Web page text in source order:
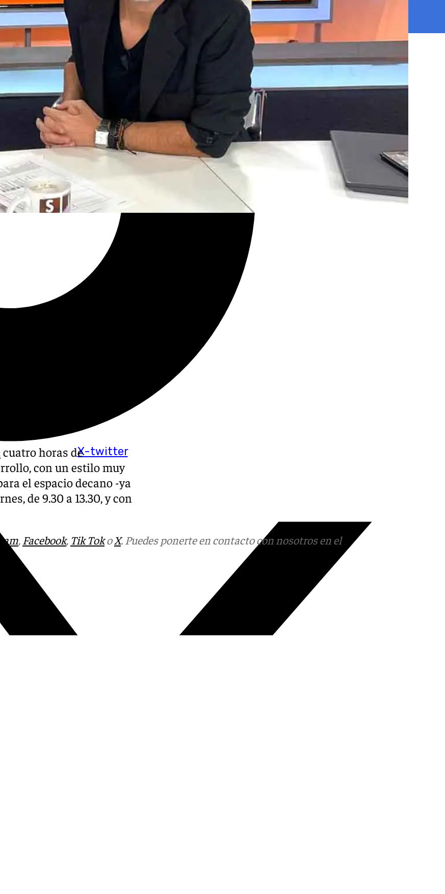
X-twitter
cuatro horas de
con un estilo muy
el espacio decano -ya
de 9.30 a 13.30, y con
, Facebook, Tik TokoX. Puedes ponerte en contacto con nosotros en el